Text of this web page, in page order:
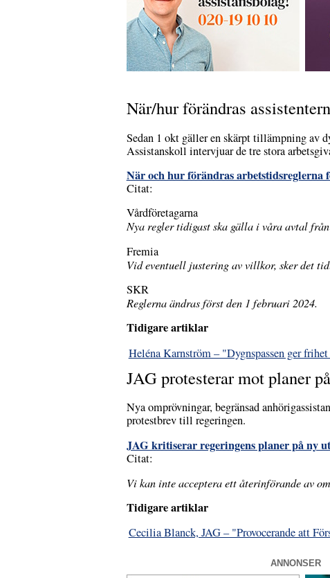
När/hur förändras
Sedan 1 okt gäller en skärpt tillämpning av
Assistanskoll intervjuar de tre stora
När och hur förändras arbetstidsreglerna
Citat:
Vårdföretagarna
Nya regler tidigast ska gälla i våra avtal
Fremia
Vid eventuell justering av villkor, sker det
SKR
Reglerna ändras först den 1 februari 2024.
Tidigare artiklar
Heléna Karnström – "Dygnspassen ger
JAG protesterar mot planer
Nya omprövningar, begränsad
protestbrev till regeringen.
JAG kritiserar regeringens planer på ny
Citat:
Vi kan inte acceptera ett återinförande av
Tidigare artiklar
Cecilia Blanck, JAG – "Provocerande att
ANNONSER